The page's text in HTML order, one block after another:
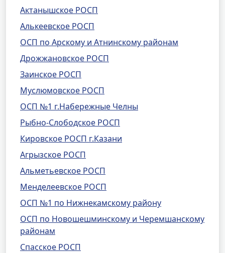
Актанышское РОСП
Алькеевское РОСП
ОСП по Арскому и Атнинскому районам
Дрожжановское РОСП
Заинское РОСП
Муслюмовское РОСП
ОСП №1 г.Набережные Челны
Рыбно-Слободское РОСП
Кировское РОСП г.Казани
Агрызское РОСП
Альметьевское РОСП
Менделеевское РОСП
ОСП №1 по Нижнекамскому району
ОСП по Новошешминскому и Черемшанскому
районам
Спасское РОСП